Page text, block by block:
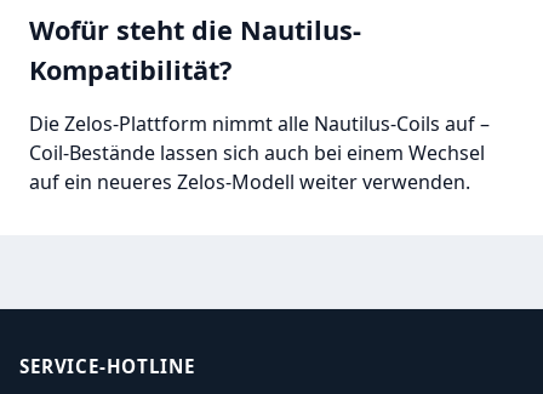
Wofür steht die Nautilus-
Kompatibilität?
Die Zelos-Plattform nimmt alle Nautilus-Coils auf –
Coil-Bestände lassen sich auch bei einem Wechsel
auf ein neueres Zelos-Modell weiter verwenden.
SERVICE-HOTLINE